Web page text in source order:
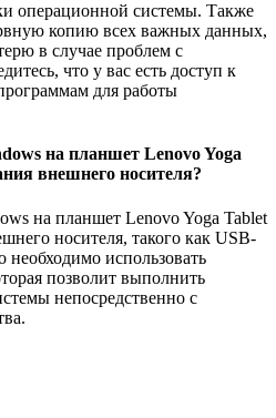
операционной системы. Также
копию всех важных данных,
в случае проблем с
что у вас есть доступ к
для работы
на планшет Lenovo Yoga
внешнего носителя?
на планшет Lenovo Yoga Tablet
носителя, такого как USB-
использовать
позволит выполнить
непосредственно с